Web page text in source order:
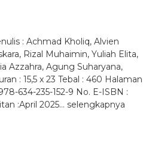
: Achmad Kholiq, Alvien
Rizal Muhaimin, Yuliah Elita,
Azzahra, Agung Suharyana,
: 15,5 x 23 Tebal : 460 Halaman
634-235-152-9 No. E-ISBN :
:April 2025… selengkapnya